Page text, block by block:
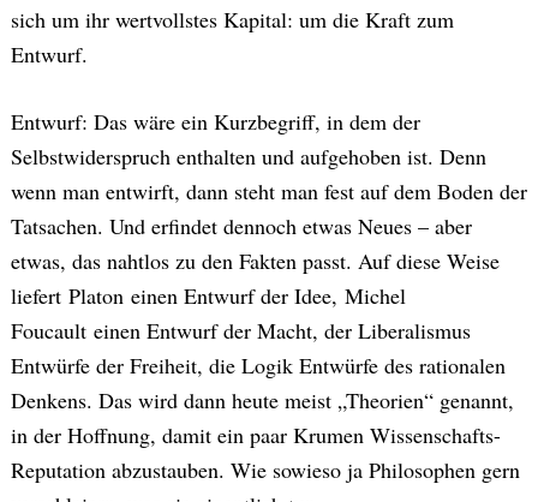
sich um ihr wertvollstes Kapital: um die Kraft zum
Entwurf.
Entwurf: Das wäre ein Kurzbegriff, in dem der
Selbstwiderspruch enthalten und aufgehoben ist. Denn
wenn man entwirft, dann steht man fest auf dem Boden der
Tatsachen. Und erfindet dennoch etwas Neues – aber
etwas, das nahtlos zu den Fakten passt. Auf diese Weise
liefert Platon einen Entwurf der Idee, Michel
Foucault einen Entwurf der Macht, der Liberalismus
Entwürfe der Freiheit, die Logik Entwürfe des rationalen
Denkens. Das wird dann heute meist „Theorien“ genannt,
in der Hoffnung, damit ein paar Krumen Wissenschafts-
Reputation abzustauben. Wie sowieso ja Philosophen gern